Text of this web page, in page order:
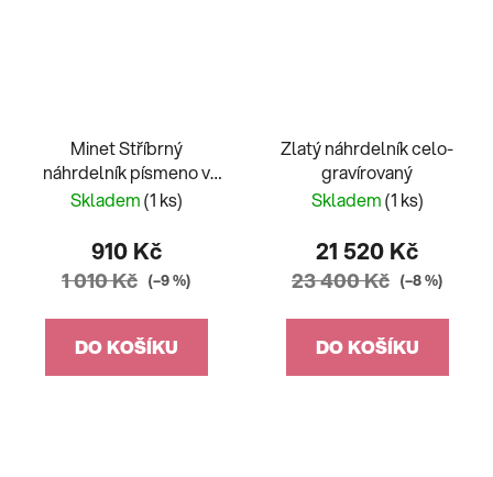
Minet Stříbrný
náhrdelník písmeno v
srdíčku "R" se zirkony
Skladem(1 ks)
910 Kč
1 010 Kč (–9 %)
DO KOŠÍKU
Zlatý náhrdelník celo-
gravírovaný
Skladem(1 ks)
21 520 Kč
23 400 Kč (–8 %)
DO KOŠÍKU